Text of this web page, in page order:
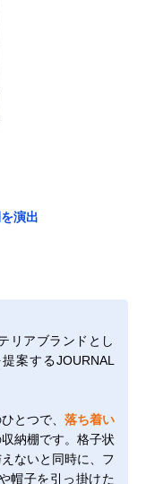
演出
リアブランドとし
案するJOURNAL
とつで、 落ち着い
納棚です。格子状
ないと同時に、フ
帽子を引っ掛けた